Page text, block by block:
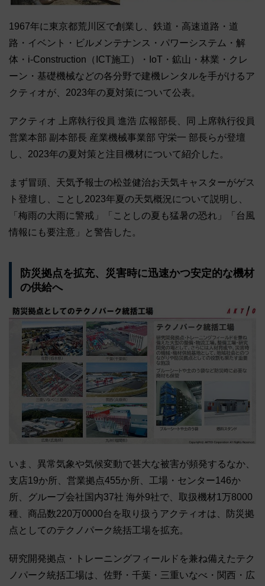
1967年に東京都荒川区で創業し、鉄道・高速道路・道
路・イベント・ビルメンテナンス・パワーシステム・解
体・i-Construction（ICT施工）・IoT・鉱山・林業・クレ
ーン・基礎機械などの各分野で建機レンタルを手がけるア
クティオが、2023年の夏対策について公表。
アクティオ 上席執行役員 進浩 広報部長、同 上席執行役員
営業本部 副本部長 産業機械事業部 守栄一 部長らが登壇
し、2023年の夏対策と注目機材について紹介した。
まず冒頭、天気予報士の松並健治お天気キャスターがゲス
ト登壇し、ことし2023年夏の天気概況について説明し、
「梅雨の大雨に警戒」「ことしの夏も猛暑の恐れ」「台風
情報にも要注意」と警告した。
防災拠点を拡充、災害時に迅速かつ安定的な機材
の供給へ
いま、異常気象や気候変動で甚大な被害が頻発するなか、
支店19か所、営業拠点455か所、工場・センター146か
所、グループ会社国内37社 海外9社で、取扱機材1万8000
種、商品数220万0000台を取り扱うアクティオは、防災拠
点としてのテクノパーク統括工場を拡充。
研究開発拠点・トレーニングフィールドを兼ね備えたテク
ノパーク統括工場は、佐野・千葉・三重いなべ・関西・広